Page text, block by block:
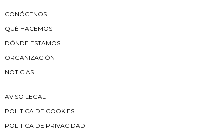
CONÓCENOS
QUÉ HACEMOS
DÓNDE ESTAMOS
ORGANIZACIÓN
NOTICIAS
AVISO LEGAL
POLITICA DE COOKIES
POLITICA DE PRIVACIDAD